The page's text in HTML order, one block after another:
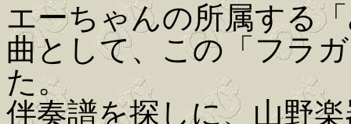
エーちゃんの所属する
曲として、この「フラ
た。
伴奏譜を探しに、山野